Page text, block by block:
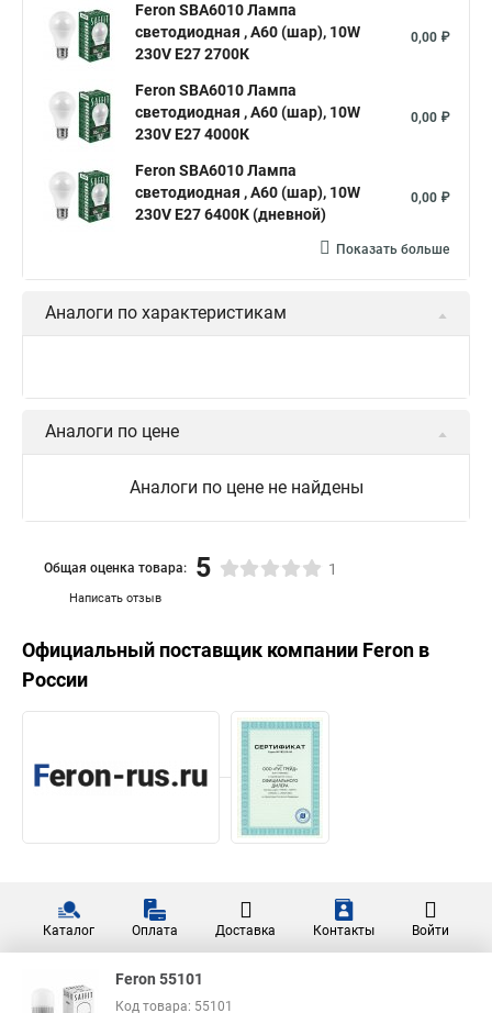
Feron SBA6010 Лампа
светодиодная , A60 (шар), 10W
230V E27 2700К
0,00 ₽
Feron SBA6010 Лампа
светодиодная , A60 (шар), 10W
230V E27 4000К
0,00 ₽
Feron SBA6010 Лампа
светодиодная , A60 (шар), 10W
230V E27 6400К (дневной)
0,00 ₽
Показать больше
Аналоги по характеристикам
Аналоги по цене
Аналоги по цене не найдены
Написать отзыв
Общая оценка товара: 5 1
Официальный поставщик компании Feron в
России
Каталог Оплата Доставка Контакты Войти
Feron 55101
Код товара: 55101